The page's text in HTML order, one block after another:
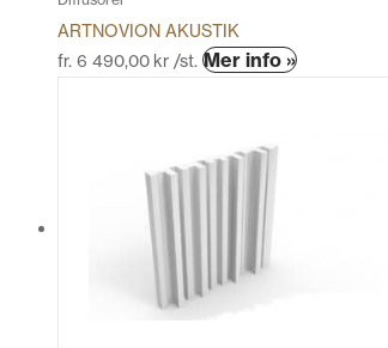
ARTNOVION AKUSTIK
fr. 6 490,00 kr /st. Mer info »Den